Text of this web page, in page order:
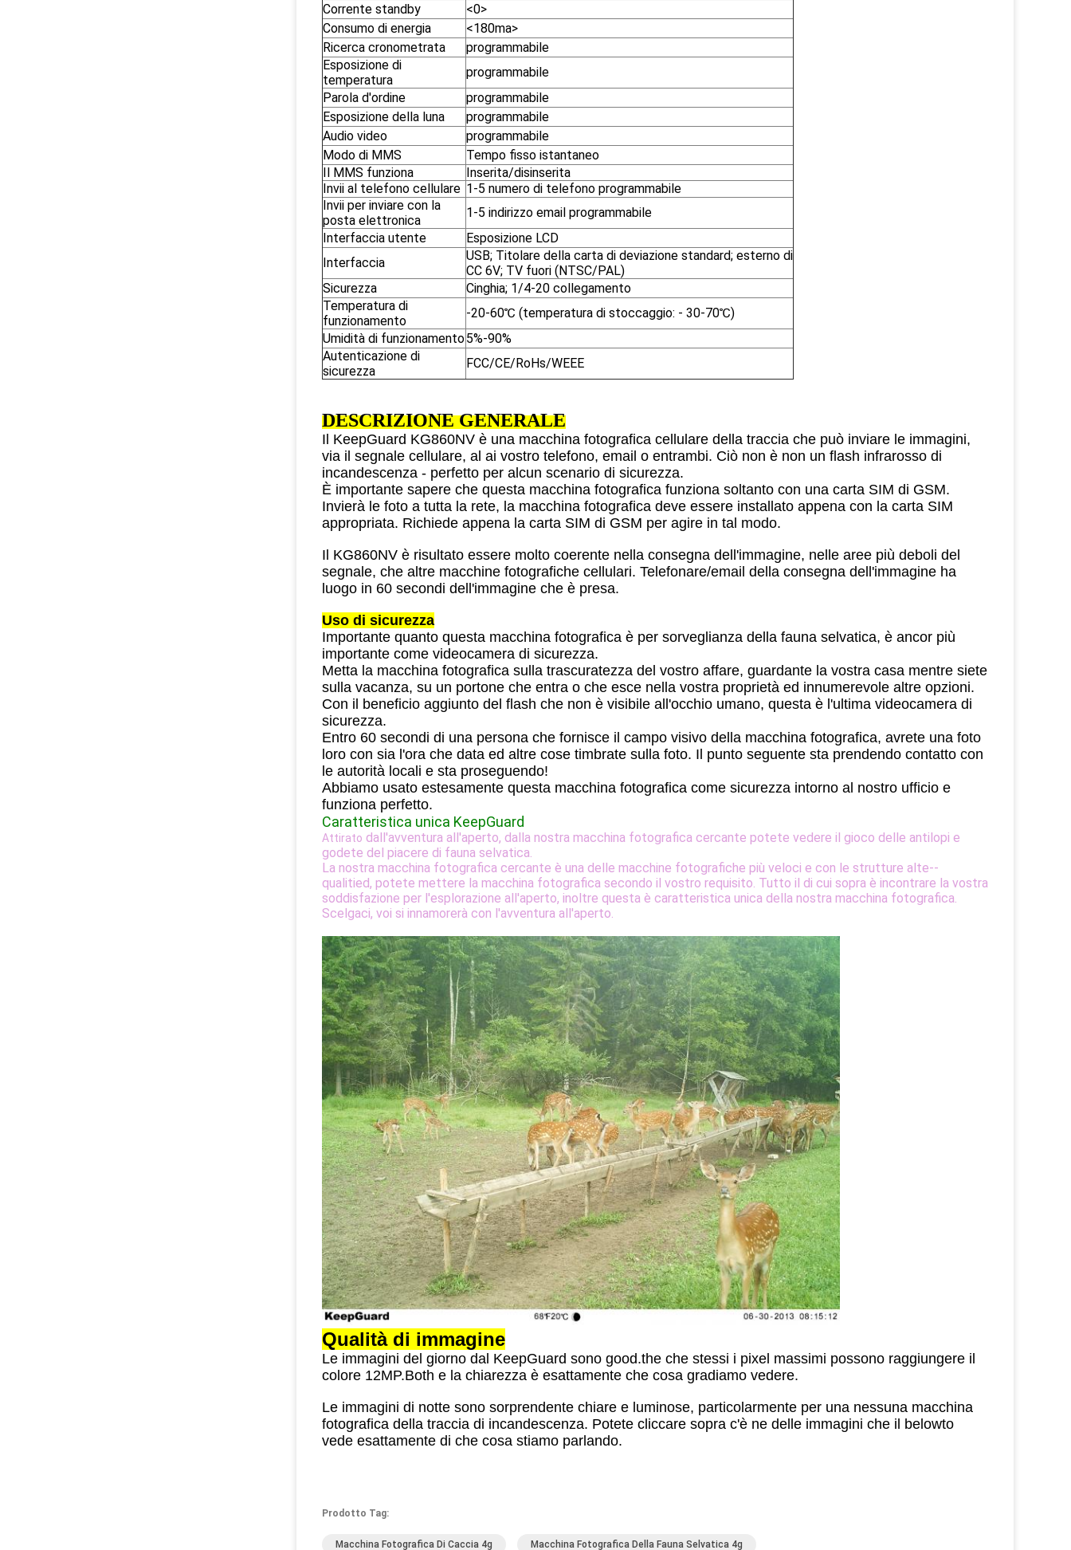
Corrente standby
<0>
Consumo di energia
<180ma>
Ricerca cronometrata
programmabile
Esposizione di
temperatura
programmabile
Parola d'ordine
programmabile
Esposizione della luna
programmabile
Audio video
programmabile
Modo di MMS
Tempo fisso istantaneo
Il MMS funziona
Inserita/disinserita
Invii al telefono cellulare 1-5 numero di telefono programmabile
Invii per inviare con la
posta elettronica
1-5 indirizzo email programmabile
Interfaccia utente
Esposizione LCD
Interfaccia
USB; Titolare della carta di deviazione standard; esterno di
CC 6V; TV fuori (NTSC/PAL)
Sicurezza
Cinghia; 1/4-20 collegamento
Temperatura di
funzionamento
-20-60℃ (temperatura di stoccaggio: - 30-70℃)
Umidità di funzionamento5%-90%
Autenticazione di
sicurezza
FCC/CE/RoHs/WEEE
DESCRIZIONE GENERALE
Il KeepGuard KG860NV è una macchina fotografica cellulare della traccia che può inviare le immagini,
via il segnale cellulare, al ai vostro telefono, email o entrambi. Ciò non è non un flash infrarosso di
incandescenza - perfetto per alcun scenario di sicurezza.
È importante sapere che questa macchina fotografica funziona soltanto con una carta SIM di GSM.
Invierà le foto a tutta la rete, la macchina fotografica deve essere installato appena con la carta SIM
appropriata. Richiede appena la carta SIM di GSM per agire in tal modo.
Il KG860NV è risultato essere molto coerente nella consegna dell'immagine, nelle aree più deboli del
segnale, che altre macchine fotografiche cellulari. Telefonare/email della consegna dell'immagine ha
luogo in 60 secondi dell'immagine che è presa.
Uso di sicurezza
Importante quanto questa macchina fotografica è per sorveglianza della fauna selvatica, è ancor più
importante come videocamera di sicurezza.
Metta la macchina fotografica sulla trascuratezza del vostro affare, guardante la vostra casa mentre siete
sulla vacanza, su un portone che entra o che esce nella vostra proprietà ed innumerevole altre opzioni.
Con il beneficio aggiunto del flash che non è visibile all'occhio umano, questa è l'ultima videocamera di
sicurezza.
Entro 60 secondi di una persona che fornisce il campo visivo della macchina fotografica, avrete una foto
loro con sia l'ora che data ed altre cose timbrate sulla foto. Il punto seguente sta prendendo contatto con
le autorità locali e sta proseguendo!
Abbiamo usato estesamente questa macchina fotografica come sicurezza intorno al nostro ufficio e
funziona perfetto.
Caratteristica unica KeepGuard
Attirato dall'avventura all'aperto, dalla nostra macchina fotografica cercante potete vedere il gioco delle antilopi e
godete del piacere di fauna selvatica.
La nostra macchina fotografica cercante è una delle macchine fotografiche più veloci e con le strutture alte--
qualitied, potete mettere la macchina fotografica secondo il vostro requisito. Tutto il di cui sopra è incontrare la vostra
soddisfazione per l'esplorazione all'aperto, inoltre questa è caratteristica unica della nostra macchina fotografica.
Scelgaci, voi si innamorerà con l'avventura all'aperto.
Qualità di immagine
Le immagini del giorno dal KeepGuard sono good.the che stessi i pixel massimi possono raggiungere il
colore 12MP.Both e la chiarezza è esattamente che cosa gradiamo vedere.
Le immagini di notte sono sorprendente chiare e luminose, particolarmente per una nessuna macchina
fotografica della traccia di incandescenza. Potete cliccare sopra c'è ne delle immagini che il belowto
vede esattamente di che cosa stiamo parlando.
Prodotto Tag:
Macchina Fotografica Di Caccia 4g Macchina Fotografica Della Fauna Selvatica 4g